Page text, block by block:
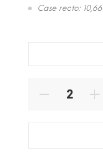
Case recto: